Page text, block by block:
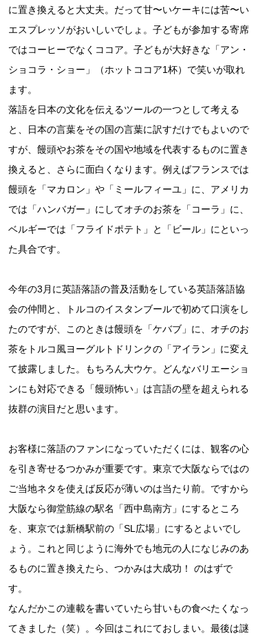
に置き換えると大丈夫。だって甘〜いケーキには苦〜い
エスプレッソがおいしいでしょ。子どもが参加する寄席
ではコーヒーでなくココア。子どもが大好きな「アン・
ショコラ・ショー」（ホットココア1杯）で笑いが取れ
ます。
落語を日本の文化を伝えるツールの一つとして考える
と、日本の言葉をその国の言葉に訳すだけでもよいので
すが、饅頭やお茶をその国や地域を代表するものに置き
換えると、さらに面白くなります。例えばフランスでは
饅頭を「マカロン」や「ミールフィーユ」に、アメリカ
では「ハンバガー」にしてオチのお茶を「コーラ」に、
ベルギーでは「フライドポテト」と「ビール」にといっ
た具合です。
今年の3月に英語落語の普及活動をしている英語落語協
会の仲間と、トルコのイスタンブールで初めて口演をし
たのですが、このときは饅頭を「ケバブ」に、オチのお
茶をトルコ風ヨーグルトドリンクの「アイラン」に変え
て披露しました。もちろん大ウケ。どんなバリエーショ
ンにも対応できる「饅頭怖い」は言語の壁を超えられる
抜群の演目だと思います。
お客様に落語のファンになっていただくには、観客の心
を引き寄せるつかみが重要です。東京で大阪ならではの
ご当地ネタを使えば反応が薄いのは当たり前。ですから
大阪なら御堂筋線の駅名「西中島南方」にするところ
を、東京では新橋駅前の「SL広場」にするとよいでし
ょう。これと同じように海外でも地元の人になじみのあ
るものに置き換えたら、つかみは大成功！ のはずで
す。
なんだかこの連載を書いていたら甘いもの食べたくなっ
てきました（笑）。今回はこれにておしまい。最後は謎